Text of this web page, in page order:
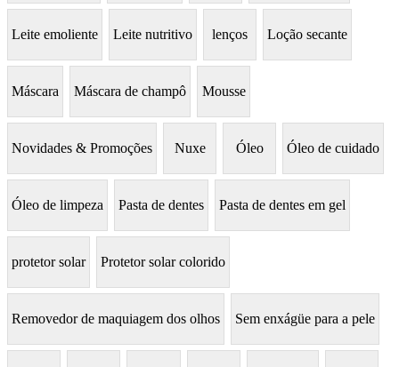
Leite emoliente Leite nutritivo lenços Loção secante
Máscara Máscara de champô Mousse
Novidades & Promoções Nuxe Óleo Óleo de cuidado
Óleo de limpeza Pasta de dentes Pasta de dentes em gel
protetor solar Protetor solar colorido
Removedor de maquiagem dos olhos Sem enxágüe para a pele